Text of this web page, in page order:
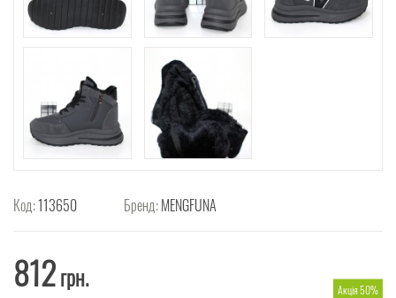
Код:113650 Бренд:MENGFUNA
812грн. Акція 50%